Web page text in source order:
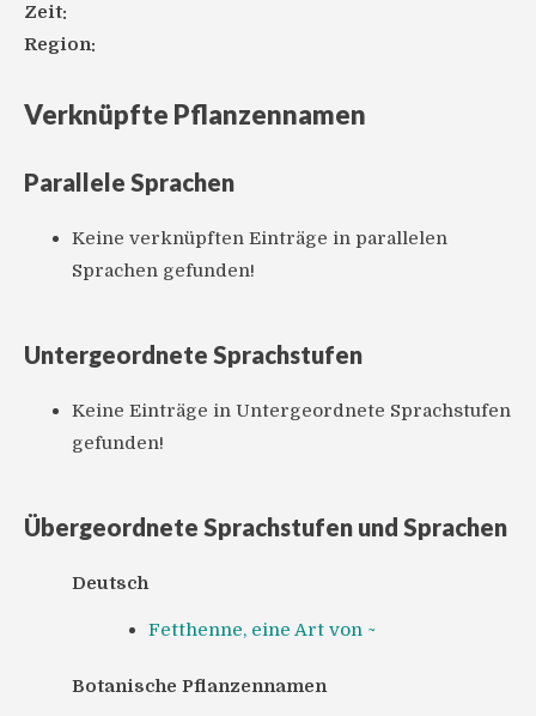
Zeit:
Region:
Verknüpfte Pflanzennamen
Parallele Sprachen
Keine verknüpften Einträge in parallelen
Sprachen gefunden!
Untergeordnete Sprachstufen
Keine Einträge in Untergeordnete Sprachstufen
gefunden!
Übergeordnete Sprachstufen und Sprachen
Deutsch
Fetthenne, eine Art von ~
Botanische Pflanzennamen